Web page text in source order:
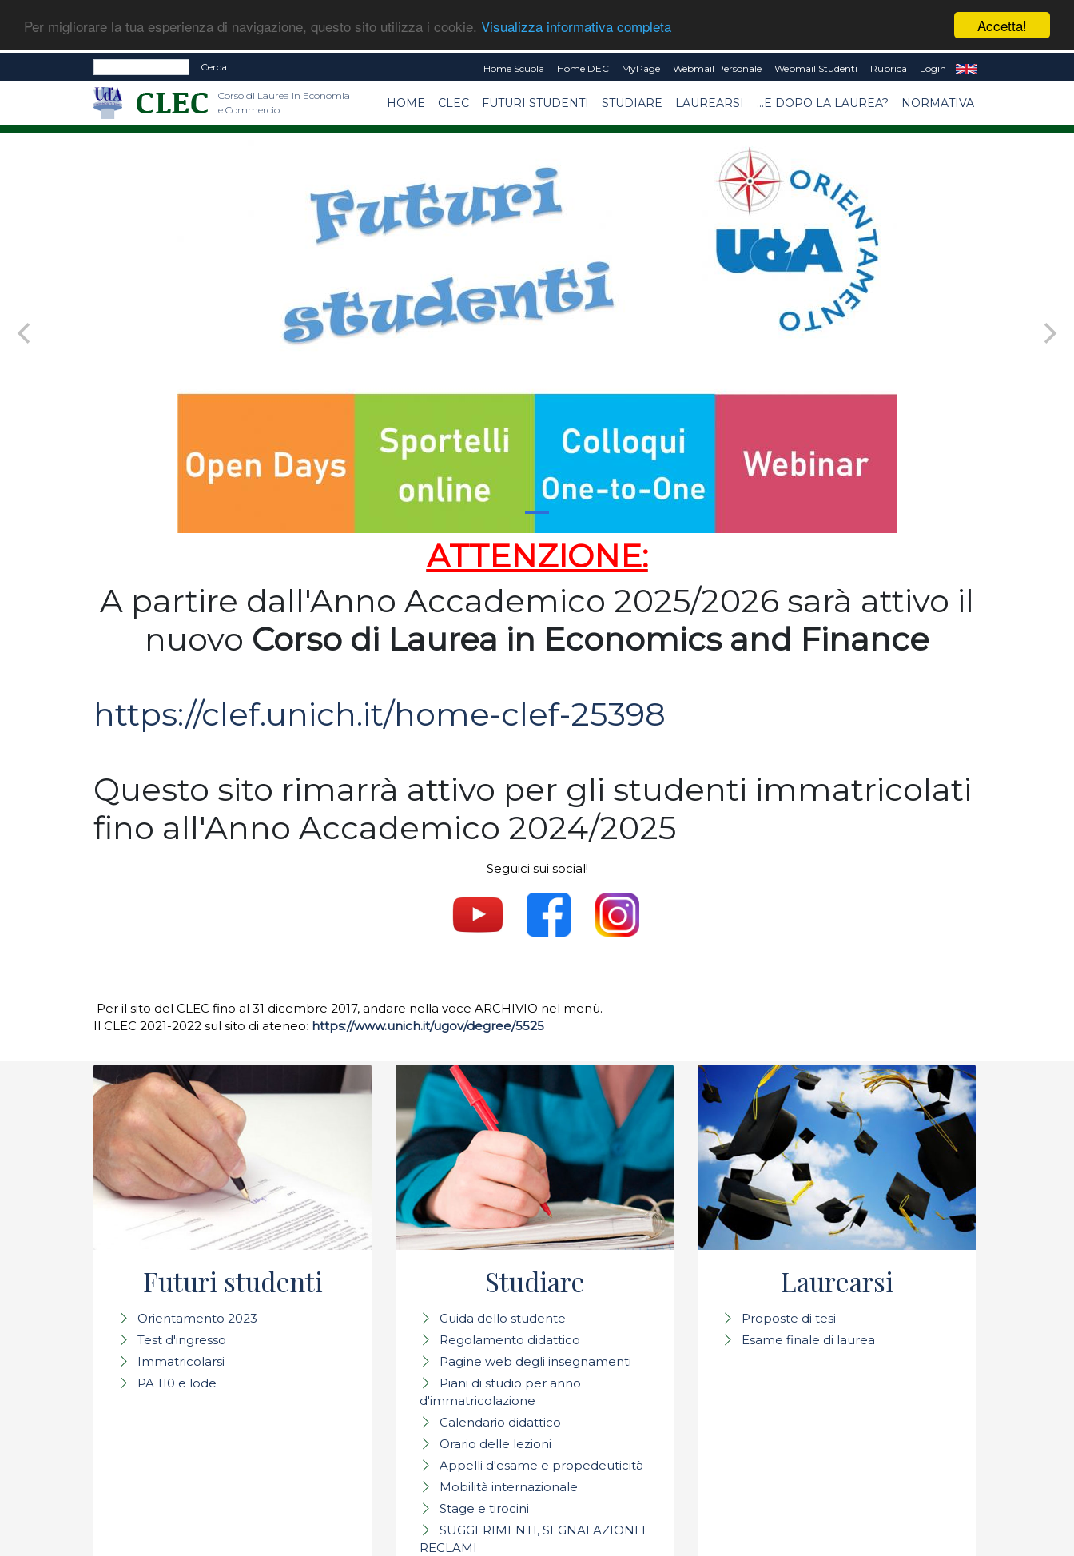
Accetta!
Per migliorare la tua esperienza di navigazione, questo sito utilizza i cookie. Visualizza informativa completa
Cerca Home Scuola Home DEC MyPage Webmail Personale Webmail Studenti Rubrica Login
Corso di Laurea in Economia
e Commercio
HOME CLEC FUTURI STUDENTI STUDIARE LAUREARSI ...E DOPO LA LAUREA? NORMATIVA
ATTENZIONE:
A partire dall'Anno Accademico 2025/2026 sarà attivo il
nuovo Corso di Laurea in Economics and Finance
https://clef.unich.it/home-clef-25398
Questo sito rimarrà attivo per gli studenti immatricolati
fino all'Anno Accademico 2024/2025­
Seguici sui social!
Per il sito del CLEC fino al 31 dicembre 2017, andare nella voce ARCHIVIO nel menù.
Il CLEC 2021-2022 sul sito di ateneo: https://www.unich.it/ugov/degree/5525
Futuri studenti
Orientamento 2023
Test d'ingresso
Immatricolarsi
PA 110 e lode
Studiare
Guida dello studente
Regolamento didattico
Pagine web degli insegnamenti
Piani di studio per anno
d'immatricolazione
Calendario didattico
Orario delle lezioni
Appelli d'esame e propedeuticità
Mobilità internazionale
Stage e tirocini
SUGGERIMENTI, SEGNALAZIONI E
RECLAMI
Laurearsi
Proposte di tesi
Esame finale di laurea